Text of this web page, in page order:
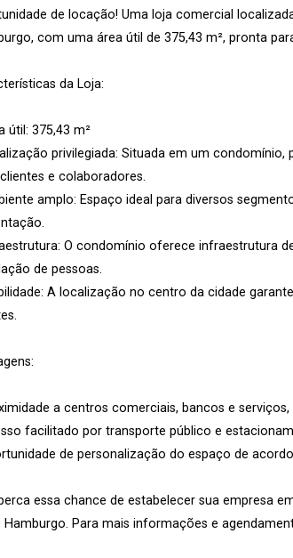
de locação! Uma loja comercial
com uma área útil de 375,43 m², pronta
da Loja:
útil: 375,43 m²
privilegiada: Situada em um
e colaboradores.
amplo: Espaço ideal para diversos
O condomínio oferece infraestrutura
de pessoas.
A localização no centro da cidade
a centros comerciais, bancos e
facilitado por transporte público e
de personalização do espaço de
essa chance de estabelecer sua empresa
Hamburgo. Para mais informações e